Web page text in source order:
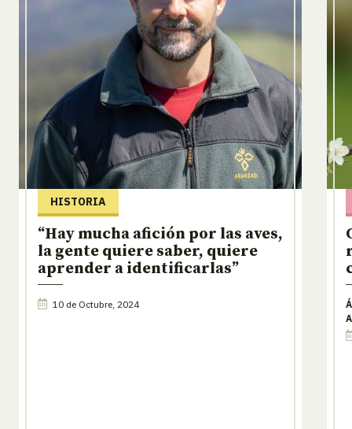
HISTORIA
“Hay mucha afición por las aves,
la gente quiere saber, quiere
aprender a identificarlas”
10 de Octubre, 2024